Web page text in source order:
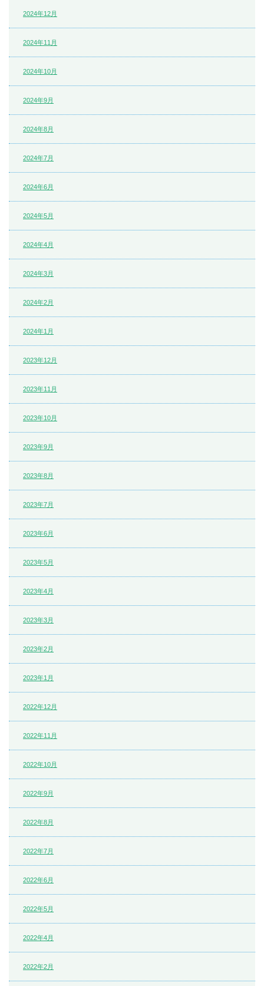
2024年12月
2024年11月
2024年10月
2024年9月
2024年8月
2024年7月
2024年6月
2024年5月
2024年4月
2024年3月
2024年2月
2024年1月
2023年12月
2023年11月
2023年10月
2023年9月
2023年8月
2023年7月
2023年6月
2023年5月
2023年4月
2023年3月
2023年2月
2023年1月
2022年12月
2022年11月
2022年10月
2022年9月
2022年8月
2022年7月
2022年6月
2022年5月
2022年4月
2022年2月